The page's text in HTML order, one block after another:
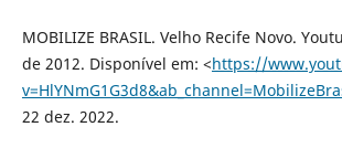
MOBILIZE BRASIL. Velho Recife Novo.
de 2012. Disponível em: <https://
22 dez. 2022.